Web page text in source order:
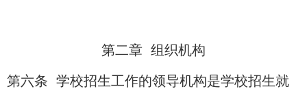
第二章 组织机构
第六条 学校招生工作的领导机构是学校招生就